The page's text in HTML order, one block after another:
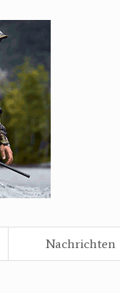
Nachrichten